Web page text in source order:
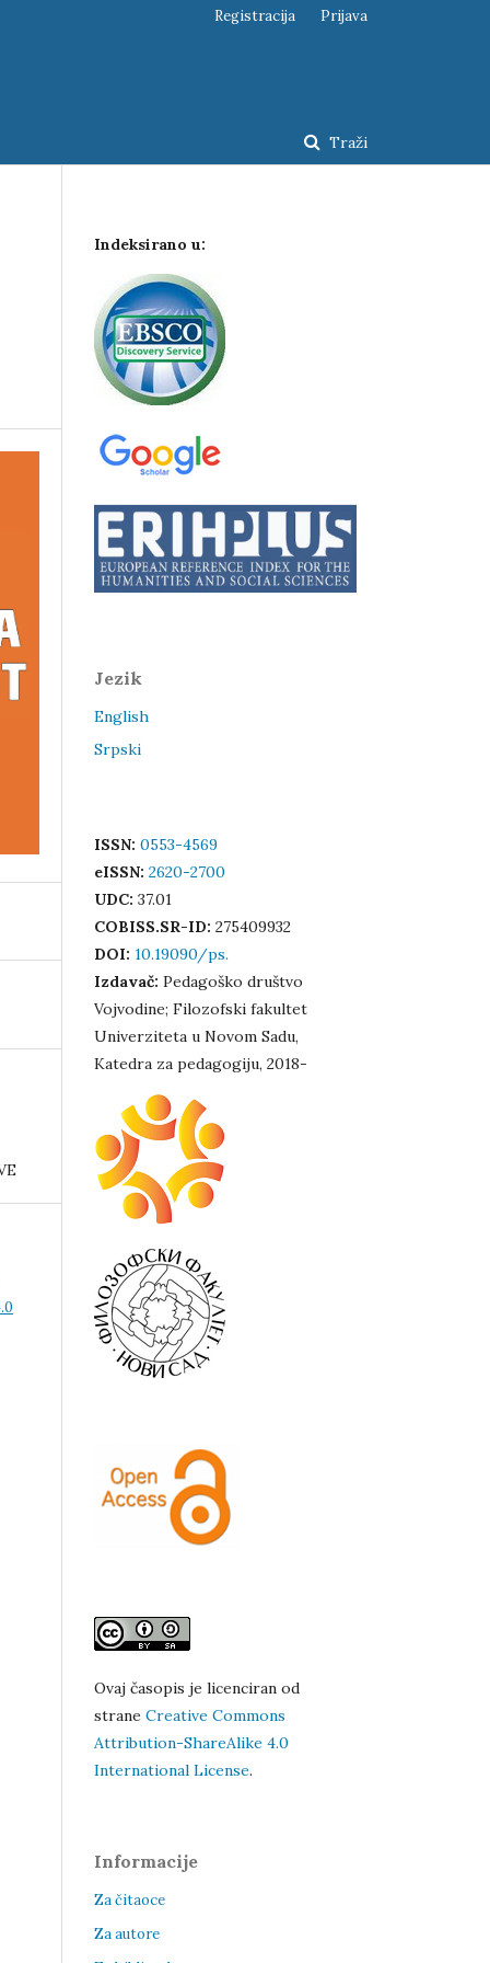
Traži
Registracija Prijava
Indeksirano u:
Jezik
English
Srpski
ISSN: 0553-4569
eISSN: 2620-2700
UDC: 37.01
COBISS.SR-ID: 275409932
DOI: 10.19090/ps.
Izdavač: Pedagoško društvo
Vojvodine; Filozofski fakultet
Univerziteta u Novom Sadu,
Katedra za pedagogiju, 2018-
Ovaj časopis je licenciran od
strane Creative Commons
Attribution-ShareAlike 4.0
International License.
Informacije
Za čitaoce
Za autore